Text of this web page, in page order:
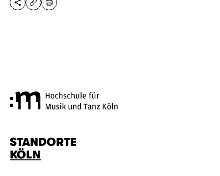
DIESE SEITE TEILEN
URL KOPIEREN
DRUCKEN
STANDORTE
KÖLN